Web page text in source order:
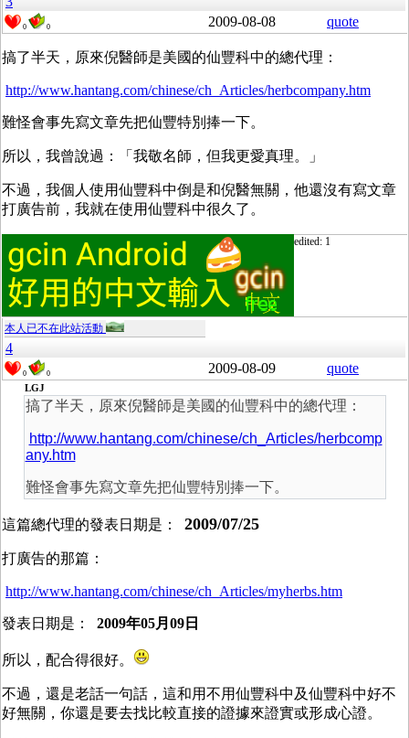
0 0 2009-08-08 quote
搞了半天，原來倪醫師是美國的仙豐科中的總代理：
http://www.hantang.com/chinese/ch_Articles/herbcompany.htm
難怪會事先寫文章先把仙豐特別捧一下。
所以，我曾說過：「我敬名師，但我更愛真理。」
不過，我個人使用仙豐科中倒是和倪醫無關，他還沒有寫文章
打廣告前，我就在使用仙豐科中很久了。
edited: 1
本人已不在此站活動
4
0 0 2009-08-09 quote
LGJ
搞了半天，原來倪醫師是美國的仙豐科中的總代理：
http://www.hantang.com/chinese/ch_Articles/herbcomp
any.htm
難怪會事先寫文章先把仙豐特別捧一下。
這篇總代理的發表日期是： 2009/07/25
打廣告的那篇：
http://www.hantang.com/chinese/ch_Articles/myherbs.htm
發表日期是： 2009年05月09日
所以，配合得很好。
不過，還是老話一句話，這和用不用仙豐科中及仙豐科中好不
好無關，你還是要去找比較直接的證據來證實或形成心證。